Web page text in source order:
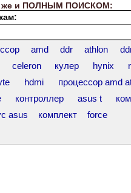
же и ПОЛНЫМ ПОИСКОМ:
amd ddr athlon
celeron кулер hynix
hdmi процессор amd
контроллер asus t
asus комплект force